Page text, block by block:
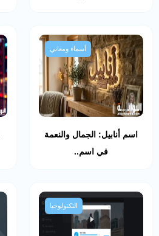
أسماء ومعاني
اسم أنابيل: الجمال والنعمة
في اسم..
التكنولوجيا